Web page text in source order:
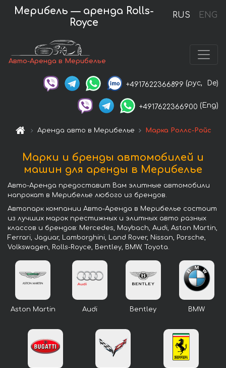
RUS ENG
Мерибель — аренда Rolls-
Royce
Авто-Аренда в Мерибелье
+4917622366899 (рус, De)
+4917622366900 (Eng)
Аренда авто в Мерибелье Марка Роллс-Ройс
Марки и бренды автомобилей и
машин для аренды в Мерибелье
Авто-Аренда предоставит Вам элитные автомобили
напрокат в Мерибелье любого из брендов.
Автопарк компании Авто-Аренда в Мерибелье состоит
из лучших марок престижных и элитных авто разных
классов и брендов: Mercedes, Maybach, Audi, Aston Martin,
Ferrari, Jaguar, Lamborghini, Land Rover, Nissan, Porsche,
Volkswagen, Rolls-Royce, Bentley, BMW, Toyota.
Aston Martin Audi Bentley BMW